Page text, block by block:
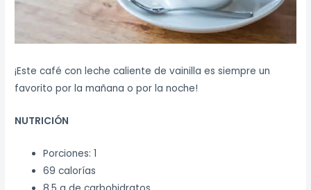
¡Este café con leche caliente de vainilla es siempre un
favorito por la mañana o por la noche!
NUTRICIÓN
Porciones: 1
69 calorías